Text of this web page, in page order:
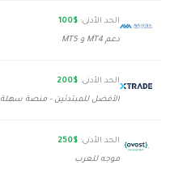
الحد الأدنى: $100
دعم MT4 و MT5
الحد الأدنى: $200
الأفضل للمبتدئين - منصة سهلة
الحد الأدنى: $250
موجه للعرب